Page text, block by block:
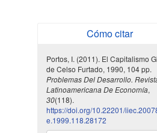
Cómo citar
Portos, I. (2011). El Capitalismo
de Celso Furtado, 1990, 104 pp.
Problemas Del Desarrollo.
Latinoamericana De Economía,
30(118).
https://doi.org/10.22201/
e.1999.118.28172